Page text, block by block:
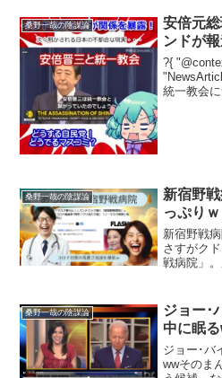
桑野一哉の陰謀論
安倍元
ンドが報
?{
統一教会
桑野一哉の陰謀論
新宿野
っぷりｗ
新宿野戦
さすがク
戦病院」
力の低さ
に続いて
んだろ？
騙されて
桑野一哉の陰謀論
ジョー･
中に眠
ジョー･バ
wwそのま